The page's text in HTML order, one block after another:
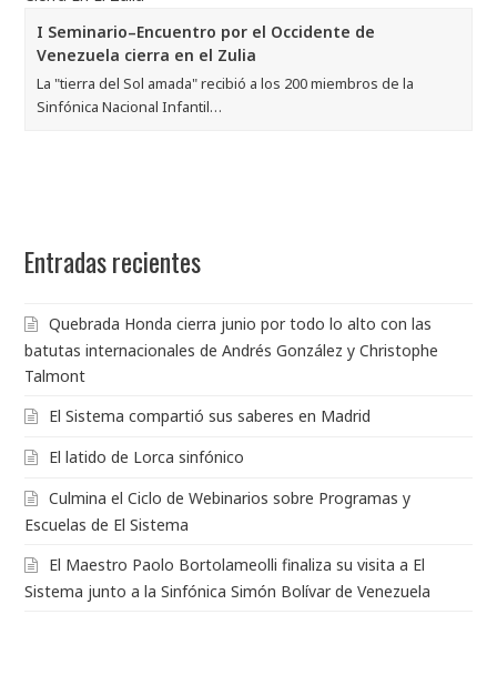
I Seminario–Encuentro por el Occidente de
Venezuela cierra en el Zulia
La "tierra del Sol amada" recibió a los 200 miembros de la
Sinfónica Nacional Infantil…
Entradas recientes
Quebrada Honda cierra junio por todo lo alto con las
batutas internacionales de Andrés González y Christophe
Talmont
El Sistema compartió sus saberes en Madrid
El latido de Lorca sinfónico
Culmina el Ciclo de Webinarios sobre Programas y
Escuelas de El Sistema
El Maestro Paolo Bortolameolli finaliza su visita a El
Sistema junto a la Sinfónica Simón Bolívar de Venezuela